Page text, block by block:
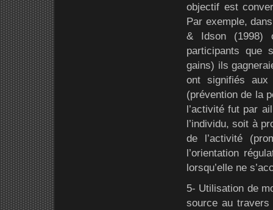
objectif est
Par exemple,
& Idson (1998)
participants que
gains) ils
ont signifiés
(prévention de la
l’activité fut par
l’individu, soit à
de l’activité
l’orientation
lorsqu’elle ne
5- Utilisation de
source au